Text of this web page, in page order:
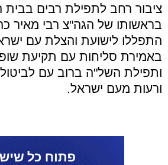
ציבור רחב לתפילת רבים בבית
בראשותו של הגה"צ רבי מאיר
התפללו לישועת והצלת עם
באמירת סליחות עם תקיעת
ותפילת השל"ה ברוב עם
ורעות מעם ישראל.